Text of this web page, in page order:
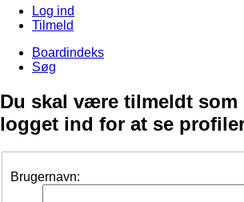
Log ind
Tilmeld
Boardindeks
Søg
Du skal være tilmeldt som
logget ind for at se
Brugernavn: